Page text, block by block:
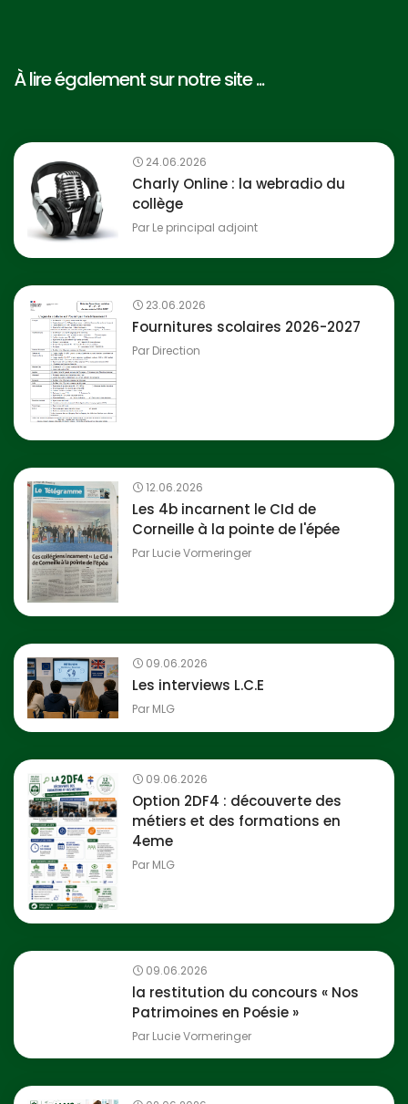
À lire également sur notre site ...
24.06.2026
Charly Online : la webradio du
collège
Par Le principal adjoint
23.06.2026
Fournitures scolaires 2026-2027
Par Direction
12.06.2026
Les 4b incarnent le CId de
Corneille à la pointe de l'épée
Par Lucie Vormeringer
09.06.2026
Les interviews L.C.E
Par MLG
09.06.2026
Option 2DF4 : découverte des
métiers et des formations en
4eme
Par MLG
09.06.2026
la restitution du concours « Nos
Patrimoines en Poésie »
Par Lucie Vormeringer